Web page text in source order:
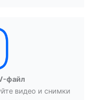
файл
видео и снимки